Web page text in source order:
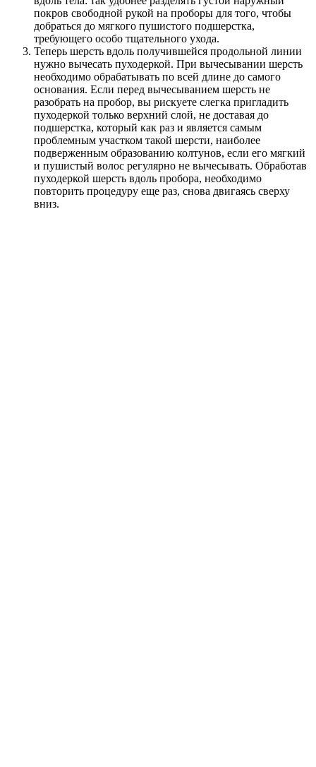
покров свободной рукой на проборы для того, чтобы
добраться до мягкого пушистого подшерстка,
требующего особо тщательного ухода.
Теперь шерсть вдоль получившейся продольной линии
нужно вычесать пуходеркой. При вычесывании шерсть
необходимо обрабатывать по всей длине до самого
основания. Если перед вычесыванием шерсть не
разобрать на пробор, вы рискуете слегка пригладить
пуходеркой только верхний слой, не доставая до
подшерстка, который как раз и является самым
проблемным участком такой шерсти, наиболее
подверженным образованию колтунов, если его мягкий
и пушистый волос регулярно не вычесывать. Обработав
пуходеркой шерсть вдоль пробора, необходимо
повторить процедуру еще раз, снова двигаясь сверху
вниз.